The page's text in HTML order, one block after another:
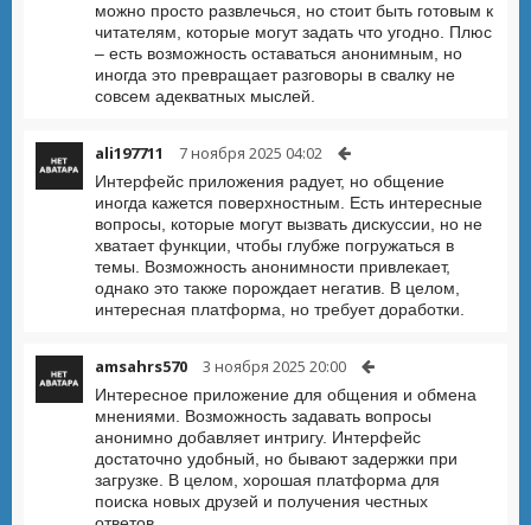
можно просто развлечься, но стоит быть готовым к
читателям, которые могут задать что угодно. Плюс
– есть возможность оставаться анонимным, но
иногда это превращает разговоры в свалку не
совсем адекватных мыслей.
ali197711 7 ноября 2025 04:02
Интерфейс приложения радует, но общение
иногда кажется поверхностным. Есть интересные
вопросы, которые могут вызвать дискуссии, но не
хватает функции, чтобы глубже погружаться в
темы. Возможность анонимности привлекает,
однако это также порождает негатив. В целом,
интересная платформа, но требует доработки.
amsahrs570 3 ноября 2025 20:00
Интересное приложение для общения и обмена
мнениями. Возможность задавать вопросы
анонимно добавляет интригу. Интерфейс
достаточно удобный, но бывают задержки при
загрузке. В целом, хорошая платформа для
поиска новых друзей и получения честных